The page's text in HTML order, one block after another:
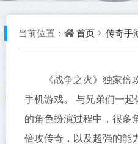
当前位置： 首页 传奇手
《战争之火》独家
手机游戏。 与兄弟们一
的角色扮演过程中，很多
倍攻传奇，以及超强的能